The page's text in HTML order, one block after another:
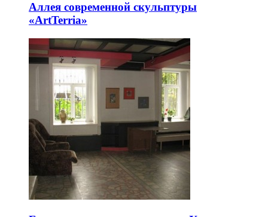
Аллея современной скульптуры
«ArtTerria»